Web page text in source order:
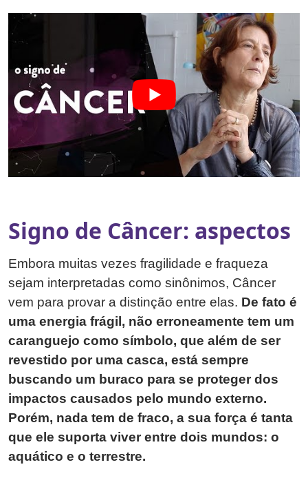
Signo de Câncer: aspectos
Embora muitas vezes fragilidade e fraqueza
sejam interpretadas como sinônimos, Câncer
vem para provar a distinção entre elas. De fato é
uma energia frágil, não erroneamente tem um
caranguejo como símbolo, que além de ser
revestido por uma casca, está sempre
buscando um buraco para se proteger dos
impactos causados pelo mundo externo.
Porém, nada tem de fraco, a sua força é tanta
que ele suporta viver entre dois mundos: o
aquático e o terrestre.